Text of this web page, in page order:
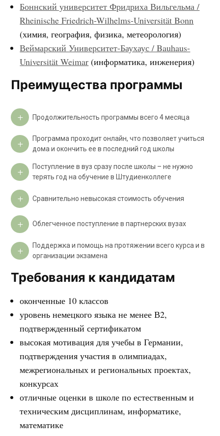
Боннский университет Фридриха Вильгельма /
Rheinische Friedrich-Wilhelms-Universität Bonn
(химия, география, физика, метеорология)
Веймарский Университет-Баухаус / Bauhaus-
Universität Weimar (информатика, инженерия)
Преимущества программы
Продолжительность программы всего 4 месяца
Программа проходит онлайн, что позволяет учиться
дома и окончить ее в последний год школы
Поступление в вуз сразу после школы – не нужно
терять год на обучение в Штудиенколлеге
Сравнительно невысокая стоимость обучения
Облегченное поступление в партнерских вузах
Поддержка и помощь на протяжении всего курса и в
организации экзамена
Требования к кандидатам
оконченные 10 классов
уровень немецкого языка не менее В2,
подтвержденный сертификатом
высокая мотивация для учебы в Германии,
подтверждения участия в олимпиадах,
межрегиональных и региональных проектах,
конкурсах
отличные оценки в школе по естественным и
техническим дисциплинам, информатике,
математике